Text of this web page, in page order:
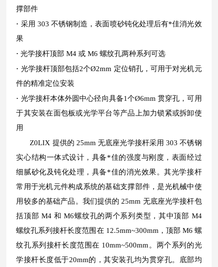
撑部件
· 采用 303 不锈钢制造，表面喷砂钝化处理后有*佳消光效
果
·光学接杆顶部 M4 或 M6 螺纹孔两种系列可选
· 光学接杆顶部包括2个Ø2mm 定位销孔，可用于对光机元
件的精准定位安装
· 光学接杆本体外圆中心径向具备1个Ø6mm 贯穿孔，可用
于其安装在面包板或光学平台等产品上加力锁紧或拆卸使
用
Z0LIX 提供的 25mm 无底座光学接杆采用 303 不锈钢
实心结构一体式设计，具备*佳的强度与刚度，表面经过
细腻砂化及钝化处理，具备*佳的消光效果。其光学接杆
常用于光机元件构成系统的基础支撑部件，是光机械中使
用较多的基础产品。我们提供的 25mm 无底座光学接杆包
括顶部 M4 和 M6螺纹孔的两个系列类型，其中顶部 M4
螺纹孔系列接杆长度范围在 12.5mm~300mm，顶部 M6 螺
纹孔系列接杆长度范围在 10mm~500mm。两个系列的光
学接杆长度低于20mm的，其安装孔均为贯穿孔。底部均